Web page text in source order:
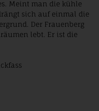
Meint man die kühle
sich auf einmal die
Der Frauenberg
lebt. Er ist die